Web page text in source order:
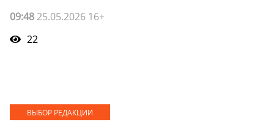
09:48 25.05.2026 16+
22
ВЫБОР РЕДАКЦИИ